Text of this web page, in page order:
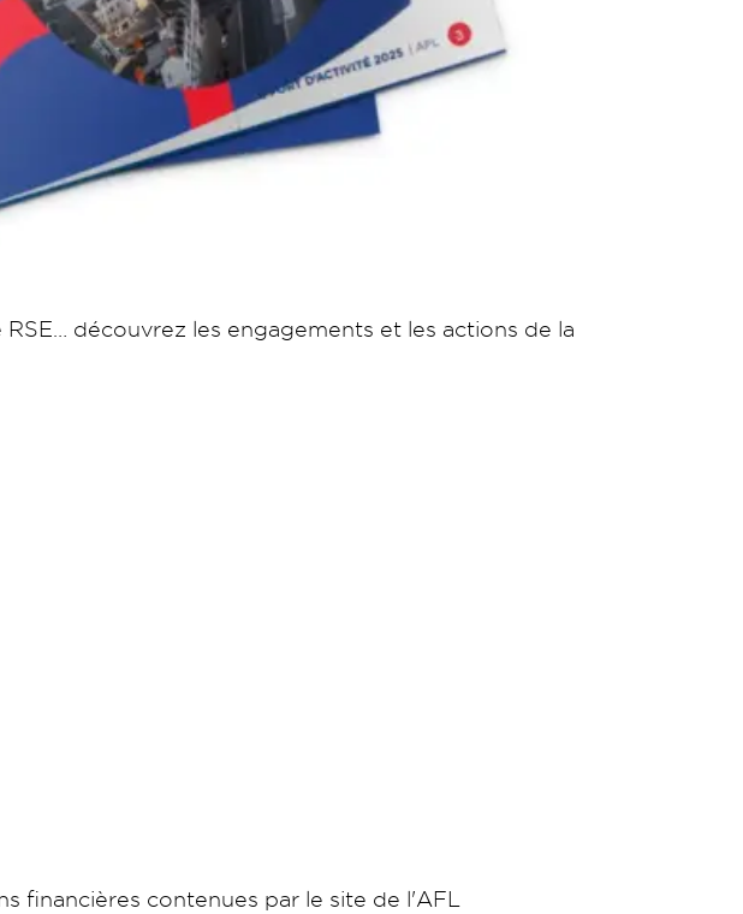
découvrez les engagements et les actions de la
financières contenues par le site de l'AFL